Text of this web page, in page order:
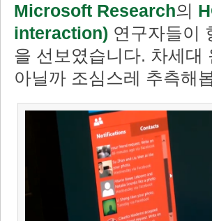
Microsoft Research의
interaction) 연구자들이
을 선보였습니다. 차세대
아닐까 조심스레 추측해